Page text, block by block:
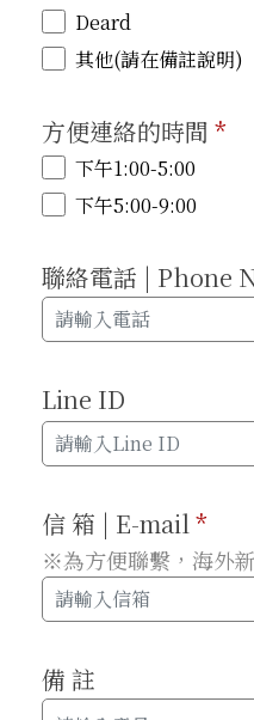
Deard
其他(請在備註說明)
方便連絡的時間 *
下午1:00-5:00
下午5:00-9:00
聯絡電話 | Phone
Line ID
信 箱 | E-mail*
※為方便聯繫，海外
備 註